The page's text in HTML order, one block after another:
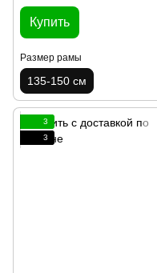
Купить
Размер рамы
135-150 см
3
3